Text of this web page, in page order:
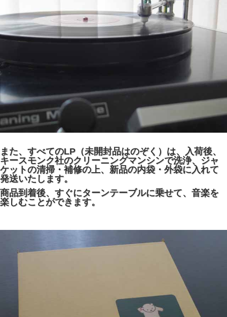
また、すべてのLP（未開封品はのぞく）は、入荷後、
キースモンク社のクリーニングマンシンで洗浄、ジャ
ケットの清掃・補修の上、新品の内袋・外袋に入れて
発送いたします。
商品到着後、すぐにターンテーブルに乗せて、音楽を
楽しむことができます。